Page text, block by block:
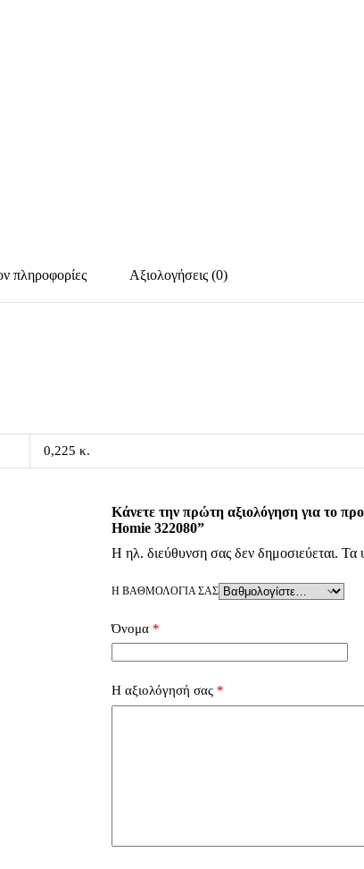
πληροφορίες Αξιολογήσεις (0)
0,225 κ.
Κάνετε την πρώτη αξιολόγηση για το
Homie 322080”
Η ηλ. διεύθυνση σας δεν δημοσιεύεται. Τα
Η ΒΑΘΜΟΛΟΓΊΑ ΣΑΣ
Όνομα*
Η αξιολόγησή σας *